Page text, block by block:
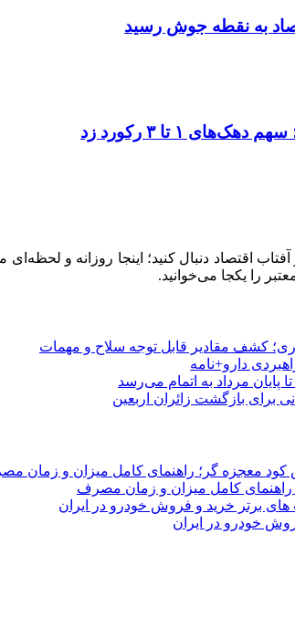
اقتصاد به نقطه جوش رسید
آفتاب اقتصاد دنبال کنید؛ اینجا روزانه و
را یکجا می‌خوانید.
کشف مقادیر قابل توجه سلاح و مهمات
دارو+نامه
پایان مرداد به اتمام می‌رسد
برای بازگشت زائران اربعین
کود معجزه گر؛ راهنمای کامل میزان و زمان
کامل میزان و زمان مصرف
برتر خرید و فروش خودرو در ایران
خودرو در ایران